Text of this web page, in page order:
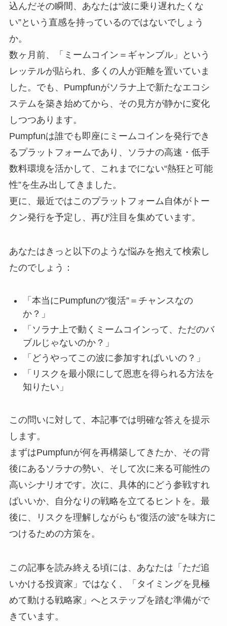
込んだその瞬間、あなたは“波に乗り遅れたくな
い”という直感を持っているのではないでしょう
か。
数ヶ月前、「ミームコイン＝ギャンブル」という
レッテルが貼られ、多くの人が距離を置いていま
した。でも、Pumpfunがソラナ上で新たなエコシ
ステムを築き始めてから、その見方が静かに変化
しつつあります。
Pumpfunは誰でも即座にミームコインを発行でき
るプラットフォームであり、ソラナの高速・低手
数料環境を活かして、これまでにない“熱狂と可能
性”を生み出してきました。
更に、最近ではこのプラットフォーム自体がトー
クン発行を予定し、再び注目を集めています。
あなたはきっと以下のような悩みを抱えて検索し
たのでしょう：
「本当にPumpfunの“復活”＝チャンスなの
か？」
「ソラナ上で動くミームコインって、ただのバ
ブルじゃないのか？」
「どうやってこの波に参加すればいいの？」
「リスクを最小限にして恩恵を得られる方法を
知りたい」
この問いに対して、本記事では明確な答えを提示
します。
まずはPumpfunが何を再構築してきたか、その背
後にあるソラナの勢い、そして次に来る可能性の
高いシナリオです。次に、具体的にどう参戦すれ
ばいいか、自分なりの戦略を立てるヒントを。最
後に、リスクを理解しながらも“復活の波”を味方に
つけるための方策を。
この記事を読み終える頃には、あなたは「ただ追
いかける投資家」ではなく、「タイミングを見極
めて動ける戦略家」へとステップを踏む準備がで
きています。